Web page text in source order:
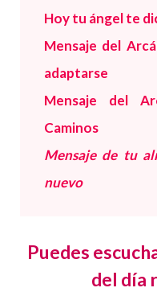
Hoy tu ángel te
Mensaje del
adaptarse
Mensaje del
Caminos
Mensaje de tu
nuevo
Puedes
del día